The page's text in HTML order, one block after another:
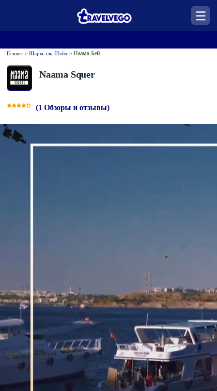
☰
Египет > Шарм-эль-Шейх > Наама-Бей
Naama Squer
(1 Обзоры и отзывы)